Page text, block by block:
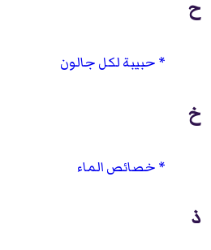
ح
حبيبة لكل جالون
خ
خصائص الماء
ذ